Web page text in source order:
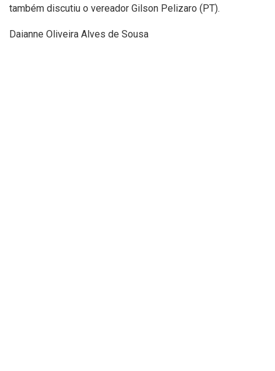
também discutiu o vereador Gilson Pelizaro (PT).
Daianne Oliveira Alves de Sousa